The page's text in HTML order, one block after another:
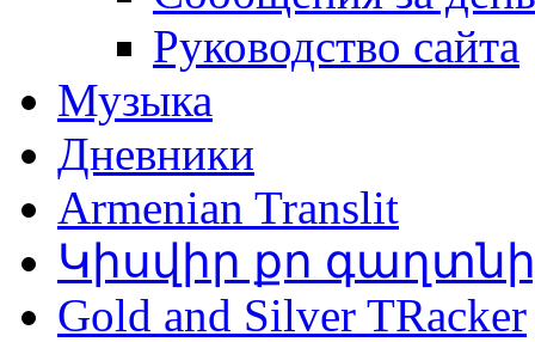
Руководство сайта
Музыка
Дневники
Armenian Translit
Կիսվիր քո
Gold and Silver TRacker